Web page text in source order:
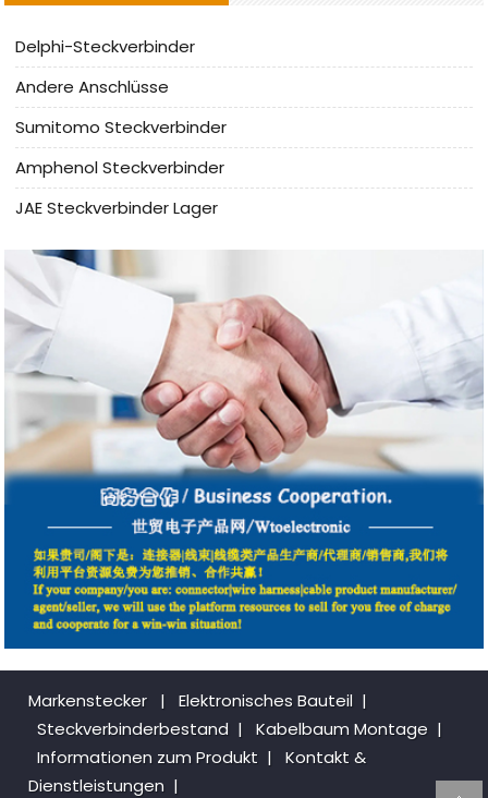
Delphi-Steckverbinder
Andere Anschlüsse
Sumitomo Steckverbinder
Amphenol Steckverbinder
JAE Steckverbinder Lager
Markenstecker | Elektronisches Bauteil |
Steckverbinderbestand | Kabelbaum Montage |
Informationen zum Produkt |
Kontakt &
Dienstleistungen |